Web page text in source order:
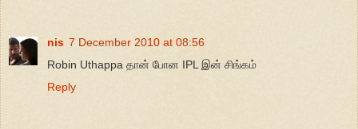
nis 7 December 2010 at 08:56
Robin Uthappa தான் போன IPL இன் சிங்கம்
Reply